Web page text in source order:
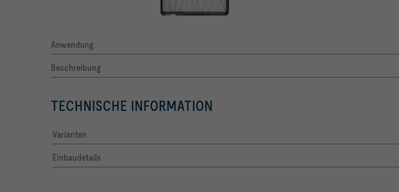
Anwendung
Beschreibung
TECHNISCHE INFORMATION
Varianten
Einbaudetails